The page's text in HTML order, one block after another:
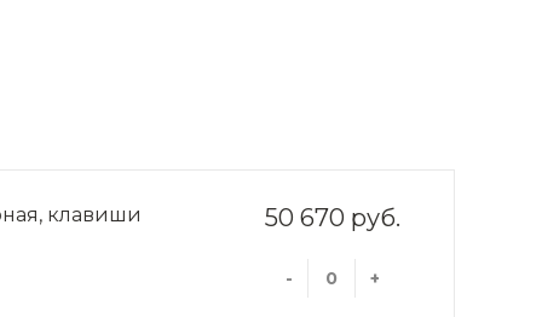
50 670 руб.
- +
клавиши